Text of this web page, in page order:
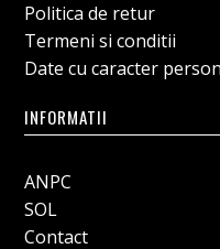
Politica de retur
Termeni si conditii
Date cu caracter
INFORMATII
ANPC
SOL
Contact